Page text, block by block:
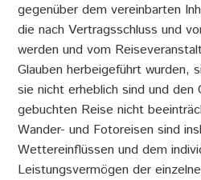
gegenüber dem vereinbarten
die nach Vertragsschluss und
werden und vom
Glauben herbeigeführt
sie nicht erheblich sind und
gebuchten Reise nicht
Wander- und Fotoreisen sind
Wettereinflüssen und dem
Leistungsvermögen der